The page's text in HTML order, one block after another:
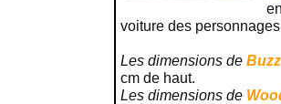
voiture des
Les dimensions de Buzz
cm de haut.
Les dimensions de